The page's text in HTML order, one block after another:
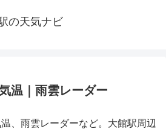
の天気ナビ
温｜雨雲レーダー
、雨雲レーダーなど。大館駅周辺